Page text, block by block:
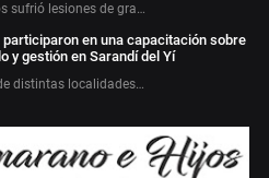
sufrió lesiones de gra…
en una capacitación sobre
y gestión en Sarandí del Yí
distintas localidades…